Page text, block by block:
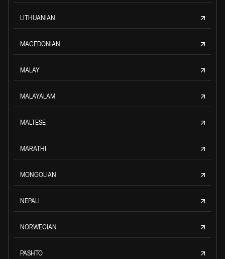
LITHUANIAN
MACEDONIAN
MALAY
MALAYALAM
MALTESE
MARATHI
MONGOLIAN
NEPALI
NORWEGIAN
PASHTO